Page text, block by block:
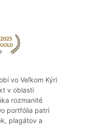
vo Veľkom Kýri
v oblasti
rozmanité
portfólia patrí
plagátov a